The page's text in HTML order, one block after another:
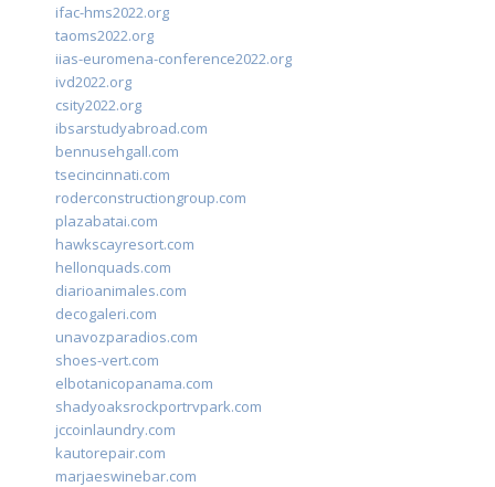
ifac-hms2022.org
taoms2022.org
iias-euromena-conference2022.org
ivd2022.org
csity2022.org
ibsarstudyabroad.com
bennusehgall.com
tsecincinnati.com
roderconstructiongroup.com
plazabatai.com
hawkscayresort.com
hellonquads.com
diarioanimales.com
decogaleri.com
unavozparadios.com
shoes-vert.com
elbotanicopanama.com
shadyoaksrockportrvpark.com
jccoinlaundry.com
kautorepair.com
marjaeswinebar.com